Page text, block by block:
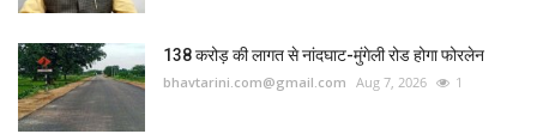
138 करोड़ की लागत से नांदघाट-मुंगेली रोड होगा फोरलेन
bhavtarini.com@gmail.com Aug 7, 2026 1